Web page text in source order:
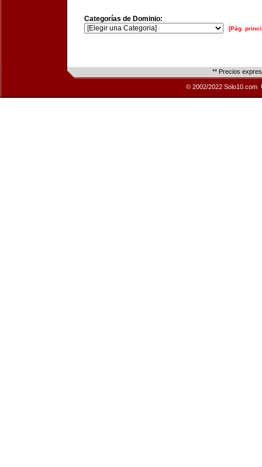
Categorías de Dominio:
[Pág.
** Precios
© 2002/2022 Solo10.com